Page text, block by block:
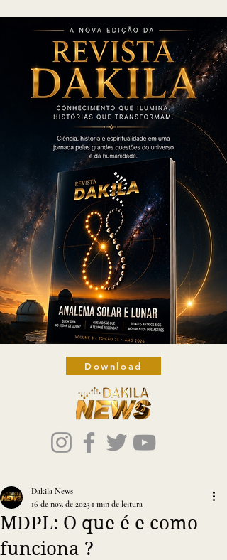
Download
MDPL: O que é e como
funciona ?
Dakila News
16 de nov. de 2023 1 min de leitura